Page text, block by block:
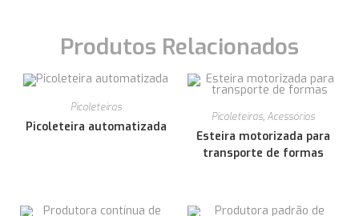
Produtos Relacionados
Picoleteiras
Picoleteira automatizada
Picoleteiras,Acessórios
Esteira motorizada para
transporte de formas